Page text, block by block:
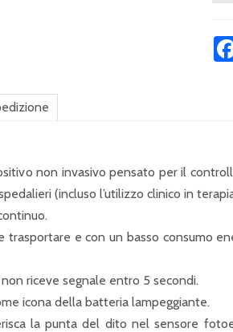
non invasivo pensato per il
(incluso l’utilizzo clinico in
trasportare e con un basso consumo
riceve segnale entro 5 secondi.
icona della batteria lampeggiante.
la punta del dito nel sensore